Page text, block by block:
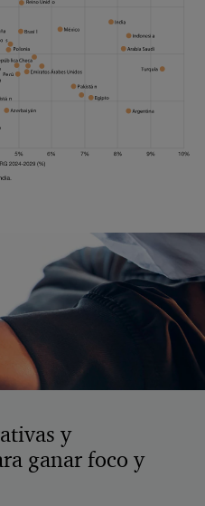
y
ganar foco y